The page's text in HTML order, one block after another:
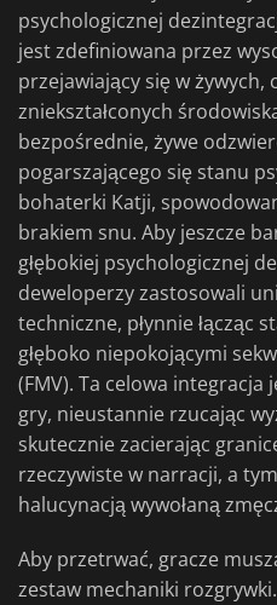
psychologicznej
jest zdefiniowana przez
przejawiający się w żywych,
zniekształconych
bezpośrednie, żywe
pogarszającego się stanu
bohaterki Katji,
brakiem snu. Aby jeszcze
głębokiej psychologicznej
deweloperzy zastosowali
techniczne, płynnie łącząc
głęboko niepokojącymi
(FMV). Ta celowa
gry, nieustannie rzucając
skutecznie zacierając
rzeczywiste w narracji, a
halucynacją wywołaną
Aby przetrwać, gracze
zestaw mechaniki